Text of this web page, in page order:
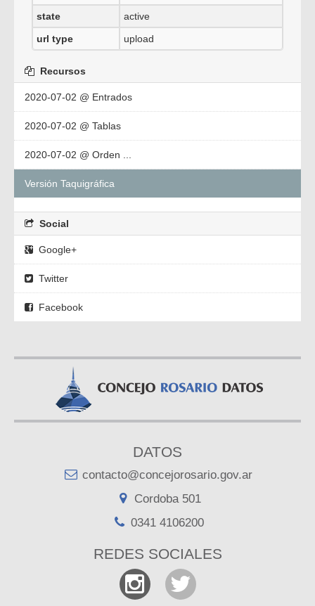
state
active
url type
upload
Recursos
2020-07-02 @ Entrados
2020-07-02 @ Tablas
2020-07-02 @ Orden ...
Versión Taquigráfica
Social
Google+
Twitter
Facebook
DATOS
contacto@concejorosario.gov.ar
Cordoba 501
0341 4106200
REDES SOCIALES